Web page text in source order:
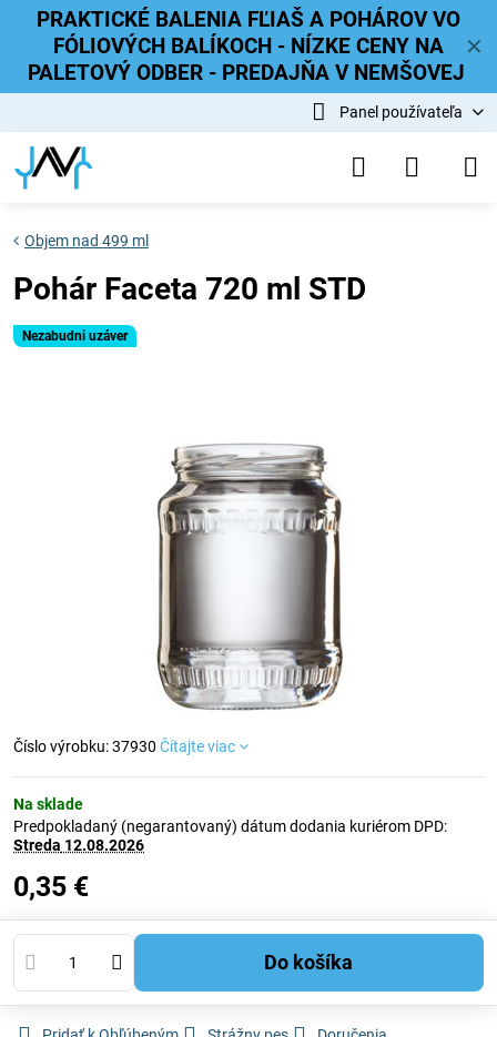
✕
PRAKTICKÉ BALENIA FĽIAŠ A POHÁROV VO
FÓLIOVÝCH BALÍKOCH - NÍZKE CENY NA
PALETOVÝ ODBER - PREDAJŇA V NEMŠOVEJ
Panel používateľa
Nezabudni uzáver
Objem nad 499 ml
Pohár Faceta 720 ml STD
Číslo výrobku: 37930 Čítajte viac
Na sklade
Predpokladaný (negarantovaný) dátum dodania kuriérom DPD:
Streda 12.08.2026
0,35 €
Do košíka